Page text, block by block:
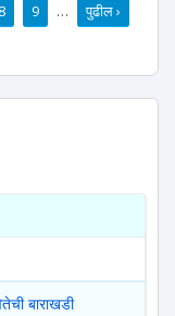
8 9 … पुढील ›
बाराखडी